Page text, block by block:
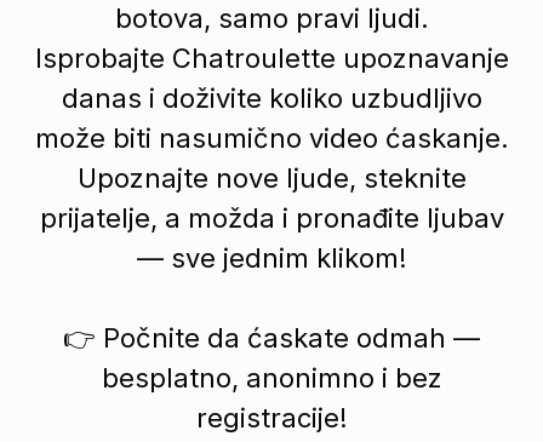
botova, samo pravi ljudi.
Isprobajte Chatroulette upoznavanje
danas i doživite koliko uzbudljivo
može biti nasumično video ćaskanje.
Upoznajte nove ljude, steknite
prijatelje, a možda i pronađite ljubav
— sve jednim klikom!
👉 Počnite da ćaskate odmah —
besplatno, anonimno i bez
registracije!